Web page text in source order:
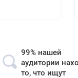
99% нашей
аудитории
то, что ищут